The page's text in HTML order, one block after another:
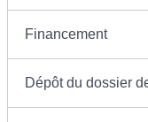
Financement
Dépôt du dossier